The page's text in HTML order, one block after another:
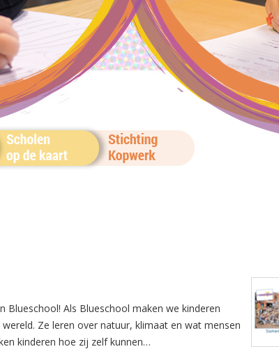
Blueschool! Als Blueschool maken we kinderen
Ze leren over natuur, klimaat en wat mensen
kinderen hoe zij zelf kunnen…